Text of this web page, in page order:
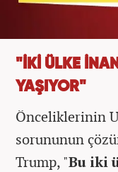
"İKİ ÜLKE
YAŞIYOR"
Önceliklerinin
sorununun
Trump, "Bu iki